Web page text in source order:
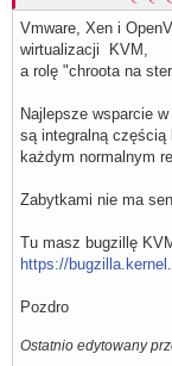
Vmware, Xen i
wirtualizacji KVM,
a rolę "chroota na
Najlepsze wsparcie
są integralną częścią
każdym normalnym
Zabytkami nie ma
Tu masz bugzillę
https://
Pozdro
Ostatnio edytowany